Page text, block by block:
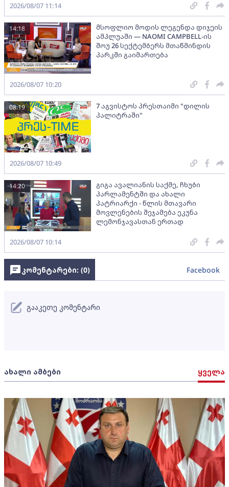
2026/08/07 11:14
მსოფლიო მოდის ლეგენდა დიჯეის
ამპლუაში — NAOMI CAMPBELL-ის
შოუ 26 სექტემბერს მთაწმინდის
პარკში გაიმართება
14:18
2026/08/07 10:20
7 აგვისტოს პრესთაიმი "დილის
პალიტრაში"
08:19
2026/08/07 10:49
გიგა ავალიანის საქმე, ჩხუბი
პარლამენტში და ახალი
პატრიარქი - წლის მთავარი
მოვლენების შეჯამება ეკუნა
ლემონჯავასთან ერთად
14:20
2026/08/07 10:14
ახალი ამბები ყველა
კომენტარები: (0) Facebook
გააკეთე კომენტარი